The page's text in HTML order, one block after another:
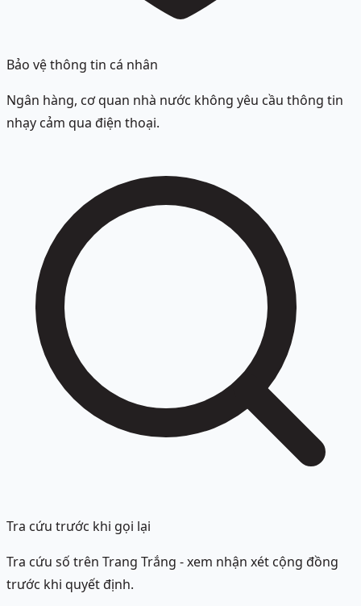
Bảo vệ thông tin cá nhân
Ngân hàng, cơ quan nhà nước không yêu cầu thông tin
nhạy cảm qua điện thoại.
Tra cứu trước khi gọi lại
Tra cứu số trên Trang Trắng - xem nhận xét cộng đồng
trước khi quyết định.